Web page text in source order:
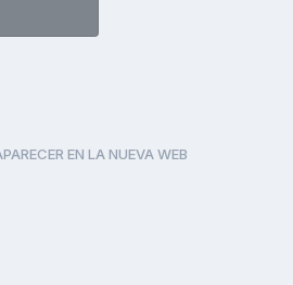
EN LA NUEVA WEB